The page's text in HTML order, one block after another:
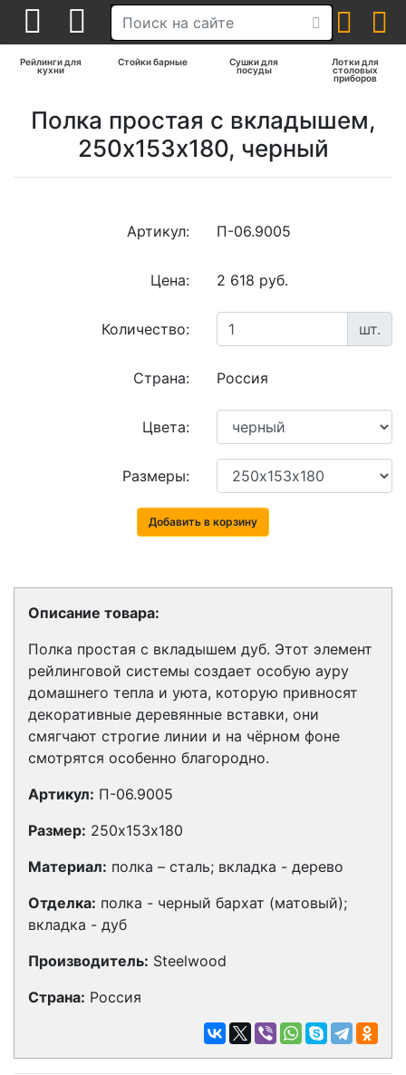
Рейлинги для
кухни
Стойки барные Сушки для
посуды
Лотки для
столовых
приборов
Полка простая с вкладышем,
250х153х180, черный
Артикул: П-06.9005
Цена: 2 618 руб.
Количество: шт.
Страна: Россия
Цвета:
Размеры:
Добавить в корзину
Описание товара:
Полка простая с вкладышем дуб. Этот элемент
рейлинговой системы создает особую ауру
домашнего тепла и уюта, которую привносят
декоративные деревянные вставки, они
смягчают строгие линии и на чёрном фоне
смотрятся особенно благородно.
Артикул: П-06.9005
Размер: 250х153х180
Материал: полка – сталь; вкладка - дерево
Отделка: полка - черный бархат (матовый);
вкладка - дуб
Производитель: Steelwood
Страна: Россия